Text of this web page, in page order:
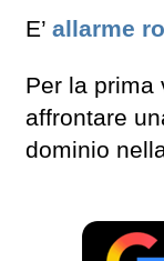
E’ allarme
Per la prima
affrontare
dominio